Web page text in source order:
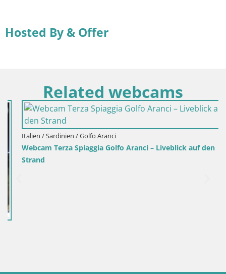
Hosted By & Offer
Related webcams
Italien / Sardinien / Golfo Aranci
Webcam Terza Spiaggia Golfo Aranci – Liveblick auf den
Strand